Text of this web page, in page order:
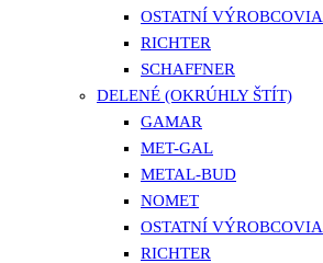
OSTATNÍ VÝROBCOVIA
RICHTER
SCHAFFNER
DELENÉ (OKRÚHLY ŠTÍT)
GAMAR
MET-GAL
METAL-BUD
NOMET
OSTATNÍ VÝROBCOVIA
RICHTER